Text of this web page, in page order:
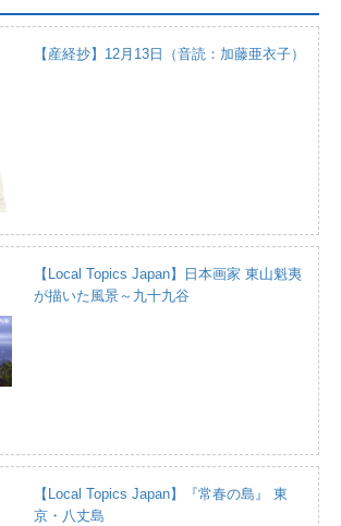
【産経抄】12月13日（音読：加藤亜衣子）
【Local Topics Japan】日本画家 東山魁夷
が描いた風景～九十九谷
【Local Topics Japan】『常春の島』 東
京・八丈島